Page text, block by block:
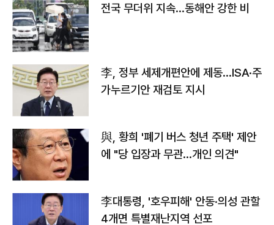
전국 무더위 지속…동해안 강한 비
李, 정부 세제개편안에 제동…ISA·주
가누르기안 재검토 지시
與, 황희 '폐기 버스 청년 주택' 제안
에 "당 입장과 무관…개인 의견"
李대통령, '호우피해' 안동·의성 관할
4개면 특별재난지역 선포